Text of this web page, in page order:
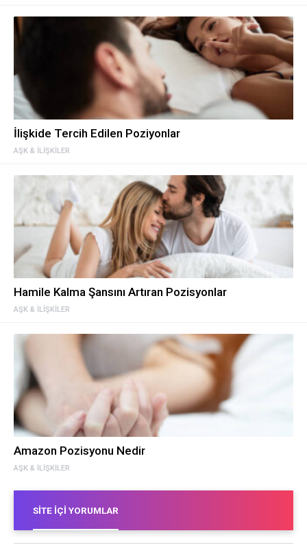
AŞK & İLIŞKILER
İlişkide Tercih Edilen Poziyonlar
AŞK & İLIŞKILER
Hamile Kalma Şansını Artıran Pozisyonlar
AŞK & İLIŞKILER
Amazon Pozisyonu Nedir
SITE İÇI YORUMLAR